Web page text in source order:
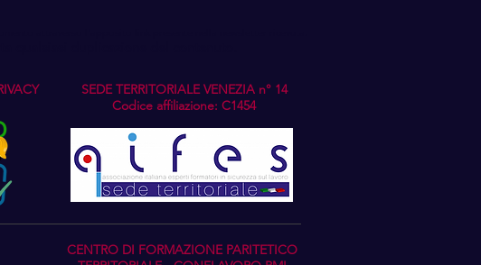
SEDE TERRITORIALE VENEZIA n° 14
Codice affiliazione: C1454
CENTRO DI FORMAZIONE PARITETICO